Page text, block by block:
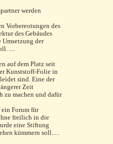
werden
Vorbereotungen des
des Gebäudes
der
....
auf dem Platz seit
Kunststoff-Folie in
sind. Eine der
Zeit
zu machen und dafür
ein Forum für
freilich in die
eine Stiftung
kümmern soll.....